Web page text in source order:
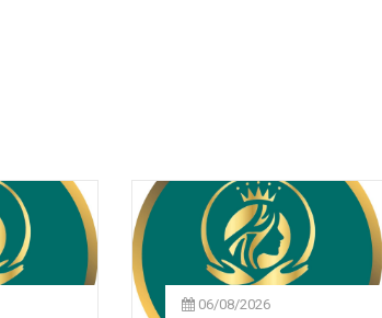
06/08/2026